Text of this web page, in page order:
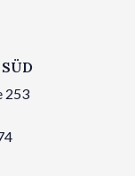
253